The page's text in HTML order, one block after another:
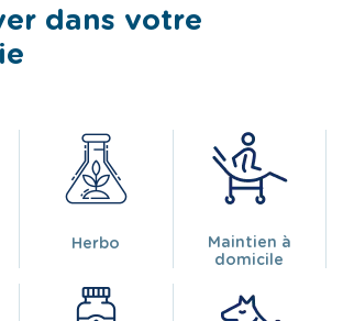
dans votre
Herbo
Maintien à
domicile